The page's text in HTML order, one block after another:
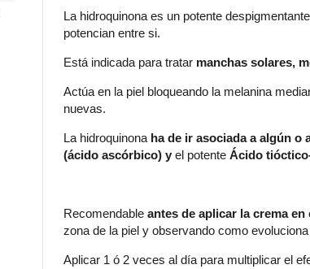
La hidroquinona es un potente
potencian entre si.
Está indicada para tratar manchas solares,
Actúa en la piel bloqueando la melanina
nuevas.
La hidroquinona ha de ir asociada a algún
(ácido ascórbico) y el potenteÁcido
Recomendable antes de aplicar la crema
zona de la piel y observando como
Aplicar 1 ó 2 veces al día para multiplicar el